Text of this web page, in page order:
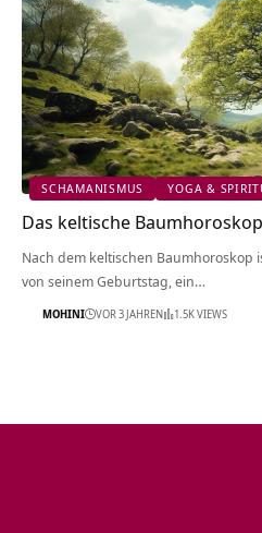
SCHAMANISMUS YOGA &
Das keltische
Nach dem keltischen Baumhoroskop
von seinem Geburtstag, ein…
MOHINI VOR 3 JAHREN 1.5K VIEWS